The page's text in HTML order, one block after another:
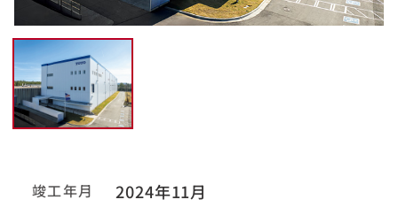
竣工年月 2024年11月